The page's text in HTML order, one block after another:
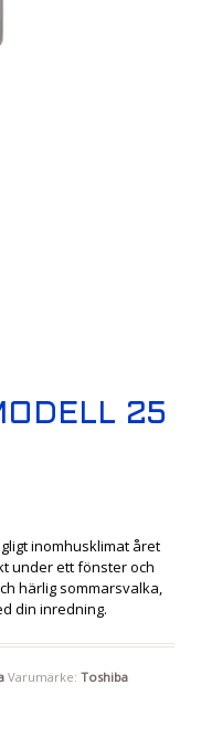
25
inomhusklimat året
under ett fönster och
härlig sommarsvalka,
din inredning.
Varumärke: Toshiba